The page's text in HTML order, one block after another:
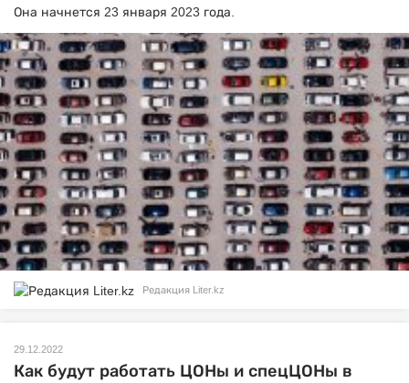
Она начнется 23 января 2023 года.
Редакция Liter.kz
29.12.2022
Как будут работать ЦОНы и спецЦОНы в